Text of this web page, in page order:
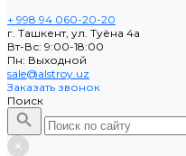
+ 998 94 060-20-20
г. Ташкент, ул. Туёна 4а
Вт-Вс: 9:00-18:00
Пн: Выходной
sale@alstroy.uz
Заказать звонок
Поиск